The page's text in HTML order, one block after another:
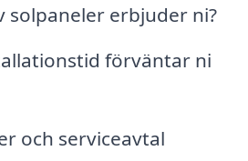
solpaneler erbjuder ni?
förväntar ni
och serviceavtal